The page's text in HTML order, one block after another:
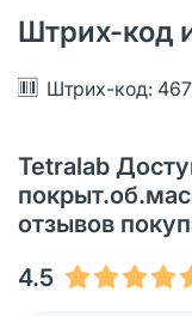
Штрих-код
Штрих-код:
Tetralab
отзывов
4.5